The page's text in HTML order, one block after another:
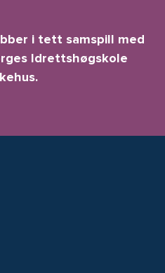
i tett samspill med
Idrettshøgskole